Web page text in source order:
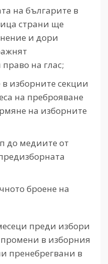
на българите в
страни ще
и дори
на глас;
изборните секции
на преброяване
на изборните
до медиите от
броене на
преди избори
промени в изборния
пренебрегвани в